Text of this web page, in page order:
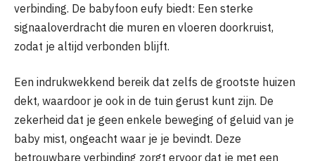
verbinding. De babyfoon eufy biedt: Een sterke
signaaloverdracht die muren en vloeren doorkruist,
zodat je altijd verbonden blijft.
Een indrukwekkend bereik dat zelfs de grootste huizen
dekt, waardoor je ook in de tuin gerust kunt zijn. De
zekerheid dat je geen enkele beweging of geluid van je
baby mist, ongeacht waar je je bevindt. Deze
betrouwbare verbinding zorgt ervoor dat je met een